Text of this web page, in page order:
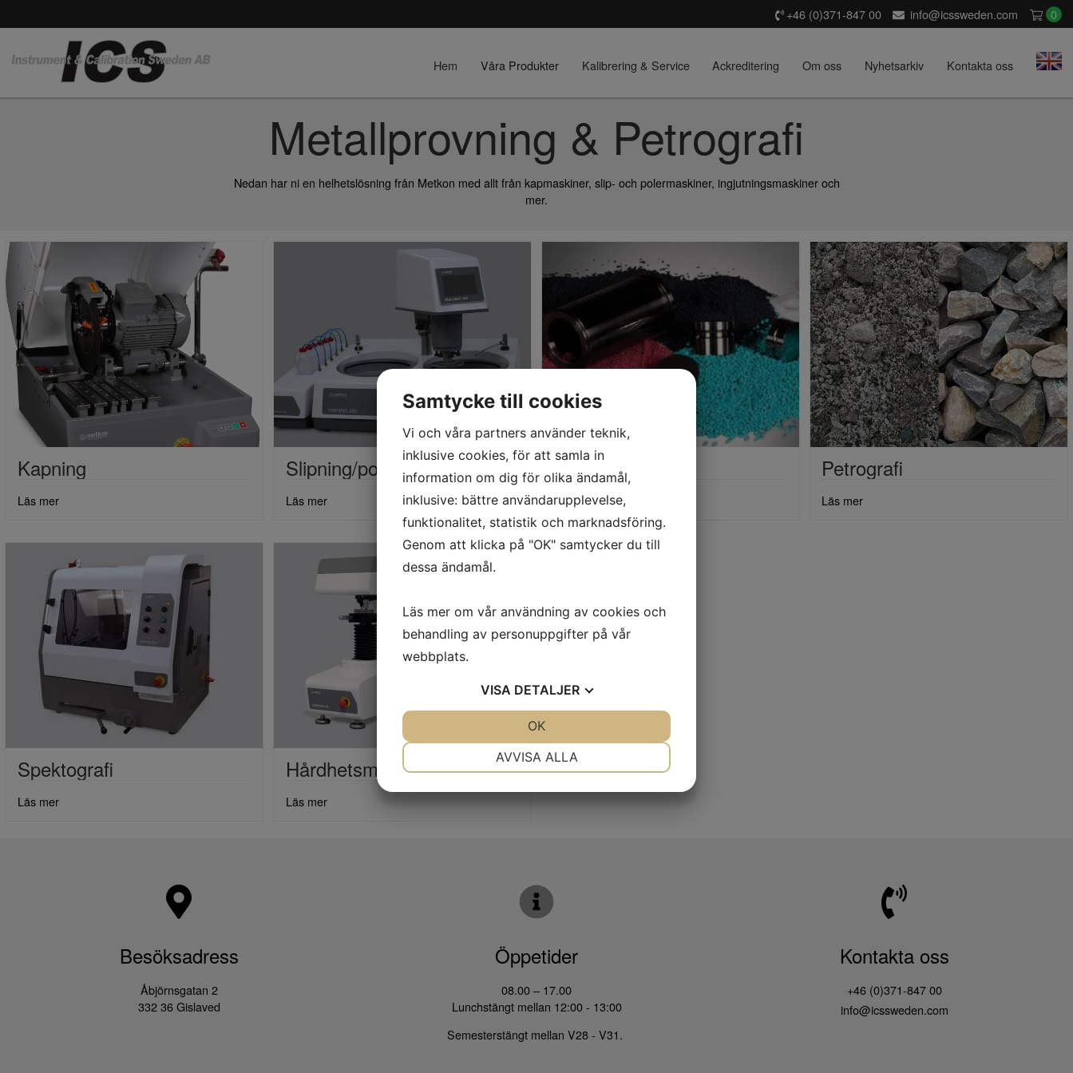
+46 (0)371-847 00 info@icssweden.com 0
Hem Våra Produkter Kalibrering & Service Ackreditering Om oss Nyhetsarkiv Kontakta oss
Metallprovning & Petrografi
Nedan har ni en helhetslösning från Metkon med allt från kapmaskiner, slip- och polermaskiner, ingjutningsmaskiner och
mer.
Kapning
Läs mer
Slipning/polering
Läs mer
Ingjutning
Läs mer
Petrografi
Läs mer
Spektografi
Läs mer
Hårdhetsmätare metall
Läs mer
Besöksadress
Åbjörnsgatan 2
332 36 Gislaved
Öppetider
08.00 – 17.00
Lunchstängt mellan 12:00 - 13:00
Semesterstängt mellan V28 - V31.
Kontakta oss
+46 (0)371-847 00
info@icssweden.com
Samtycke till cookies
Vi och våra partners använder teknik,
inklusive cookies, för att samla in
information om dig för olika ändamål,
inklusive: bättre användarupplevelse,
funktionalitet, statistik och marknadsföring.
Genom att klicka på "OK" samtycker du till
dessa ändamål.
Läs mer om vår användning av cookies och
behandling av personuppgifter på vår
webbplats.
VISA DETALJER
AVVISA ALLA
OK